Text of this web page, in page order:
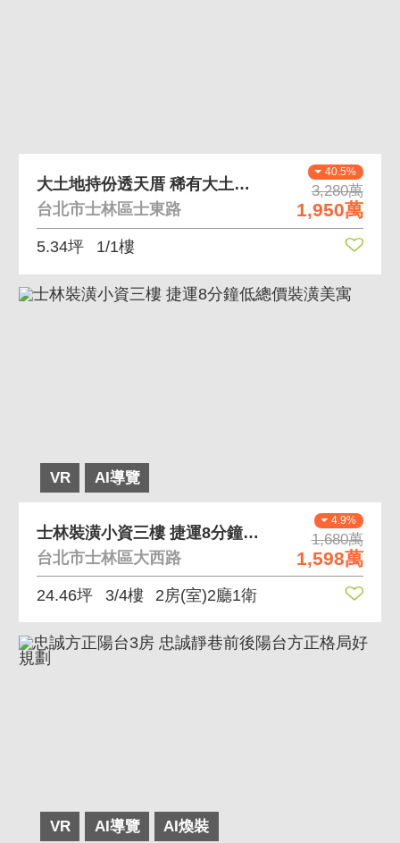
40.5%
3,280萬
1,950萬
大土地持份透天厝 稀有大土地、靜巷內不吵雜
台北市士林區士東路
5.34坪 1/1樓
VR AI導覽
4.9%
1,680萬
1,598萬
士林裝潢小資三樓 捷運8分鐘低總價裝潢美寓
台北市士林區大西路
24.46坪 3/4樓 2房(室)2廳1衛
VR AI導覽 AI煥裝